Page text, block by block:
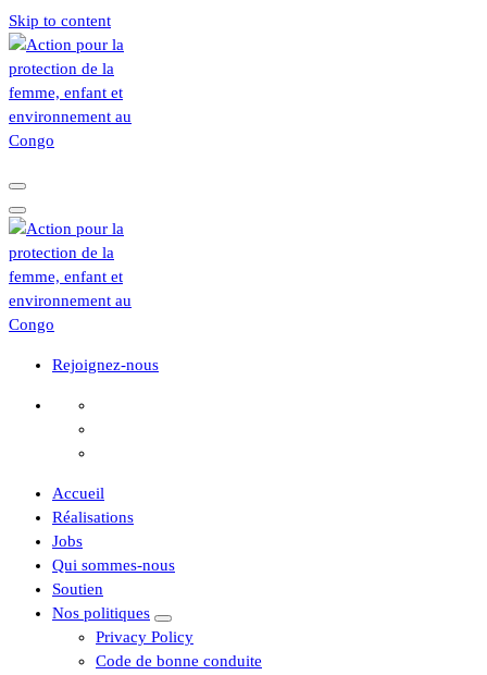
Skip to content
Rejoignez-nous
Accueil
Réalisations
Jobs
Qui sommes-nous
Soutien
Nos politiques
Privacy Policy
Code de bonne conduite